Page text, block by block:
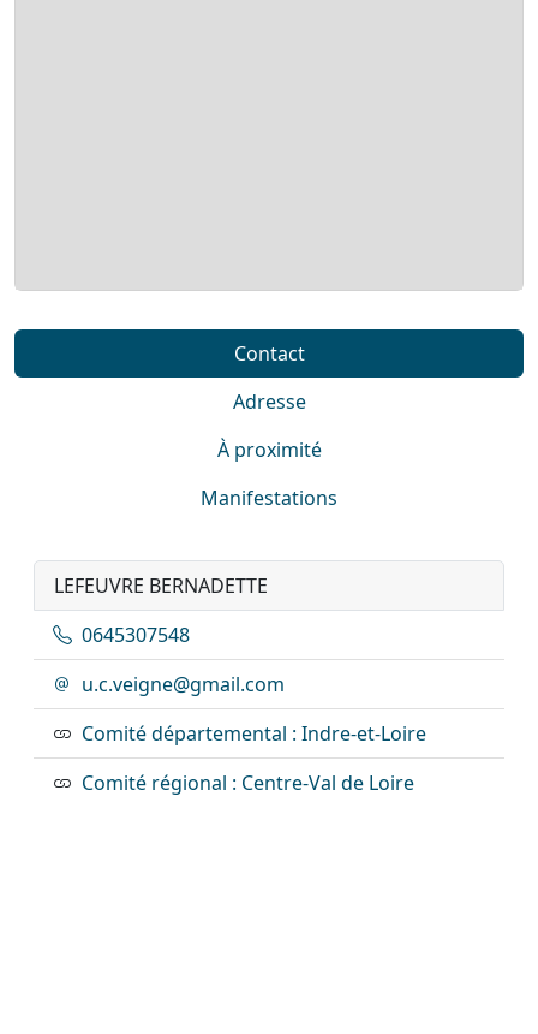
Contact
Adresse
À proximité
Manifestations
LEFEUVRE BERNADETTE
0645307548
u.c.veigne@gmail.com
Comité départemental : Indre-et-Loire
Comité régional : Centre-Val de Loire